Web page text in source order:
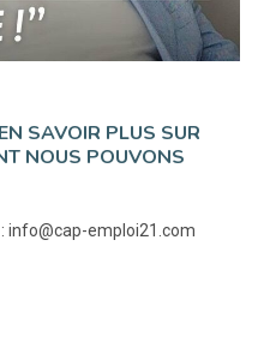
SAVOIR PLUS SUR
NOUS POUVONS
info@cap-emploi21.com